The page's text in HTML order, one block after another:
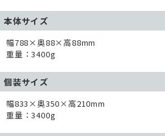
本体サイズ
幅788×奥88×高88mm
重量：3400g
個装サイズ
幅833×奥350×高210mm
重量：3400g